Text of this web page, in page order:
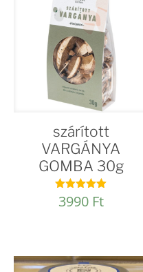
szárított
VARGÁNYA
GOMBA 30g
Értékelés:
5.00
3990 Ft